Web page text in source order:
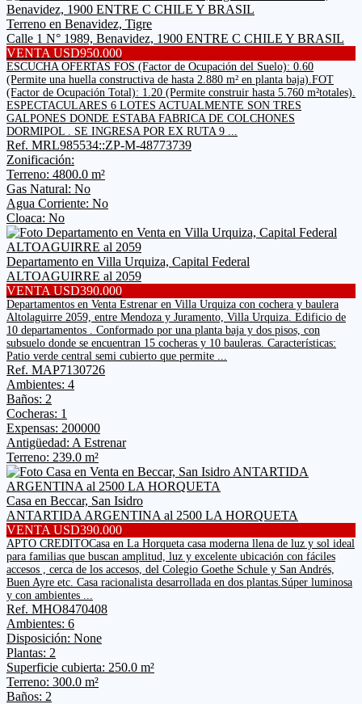
Terreno en Benavidez, Tigre
Calle 1 N° 1989, Benavidez, 1900 ENTRE C CHILE Y BRASIL
VENTA USD950.000
ESCUCHA OFERTAS FOS (Factor de Ocupación del Suelo): 0.60
(Permite una huella constructiva de hasta 2.880 m² en planta baja).FOT
(Factor de Ocupación Total): 1.20 (Permite construir hasta 5.760 m²totales).
ESPECTACULARES 6 LOTES ACTUALMENTE SON TRES
GALPONES DONDE ESTABA FABRICA DE COLCHONES
DORMIPOL . SE INGRESA POR EX RUTA 9 ...
Ref. MRL985534::ZP-M-48773739
Zonificación:
Terreno: 4800.0 m²
Gas Natural: No
Agua Corriente: No
Cloaca: No
Departamento en Villa Urquiza, Capital Federal
ALTOAGUIRRE al 2059
VENTA USD390.000
Departamentos en Venta Estrenar en Villa Urquiza con cochera y baulera
Altolaguirre 2059, entre Mendoza y Juramento, Villa Urquiza. Edificio de
10 departamentos . Conformado por una planta baja y dos pisos, con
subsuelo donde se encuentran 15 cocheras y 10 bauleras. Características:
Patio verde central semi cubierto que permite ...
Ref. MAP7130726
Ambientes: 4
Baños: 2
Cocheras: 1
Expensas: 200000
Antigüedad: A Estrenar
Terreno: 239.0 m²
Casa en Beccar, San Isidro
ANTARTIDA ARGENTINA al 2500 LA HORQUETA
VENTA USD390.000
APTO CREDITOCasa en La Horqueta casa moderna llena de luz y sol ideal
para familias que buscan amplitud, luz y excelente ubicación con fáciles
accesos , cerca de los accesos, del Colegio Goethe Schule y San Andrés,
Buen Ayre etc. Casa racionalista desarrollada en dos plantas.Súper luminosa
y con ambientes ...
Ref. MHO8470408
Ambientes: 6
Disposición: None
Plantas: 2
Superficie cubierta: 250.0 m²
Terreno: 300.0 m²
Baños: 2